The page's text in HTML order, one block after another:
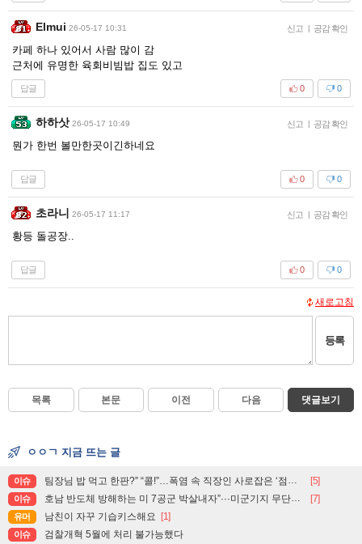
Elmui 26-05-17 10:31 신고 | 공감 확인
카페 하나 있어서 사람 많이 감
근처에 유명한 육회비빔밥 집도 있고
답글 0
0
하하삿 26-05-17 10:49 신고 | 공감 확인
뭔가 한번 볼만한곳이긴하네요
답글 0
0
초라니 26-05-17 11:17 신고 | 공감 확인
황등 돌공장..
답글 0
0
새로고침
등록
목록 본문 이전 다음 댓글보기
ㅇㅇㄱ 지금 뜨는 글
이슈 팀장님 밥 먹고 한판?” “콜!”…폭염 속 직장인 사로잡은 ‘점심 몰캉스’ [5]
이슈 호남 반도체 방해하는 미 7공군 박살내자”···미군기지 무단침입 대학생단체 회원 3명 구속, 1명은 기각 [7]
유머 남친이 자꾸 기습키스해요 [1]
이슈 검찰개혁 5월에 처리 불가능했다